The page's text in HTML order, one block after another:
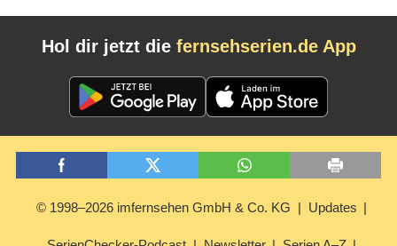
Hol dir jetzt die fernsehserien.de App
© 1998–2026 imfernsehen GmbH & Co. KG Updates